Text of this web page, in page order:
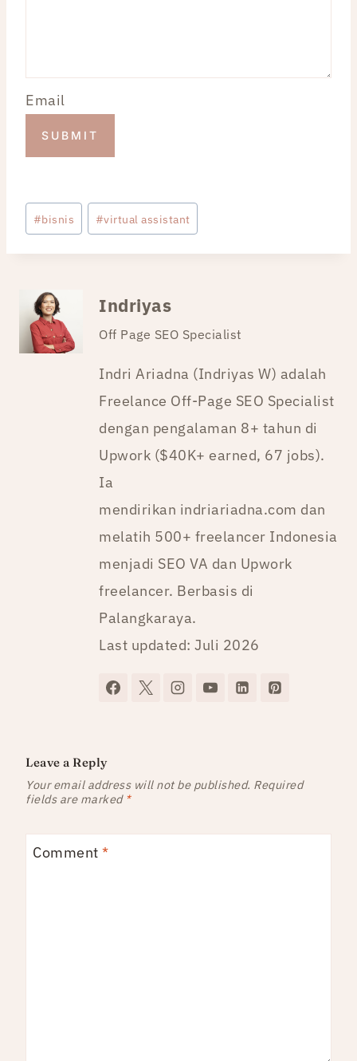
Email
SUBMIT
Post
Tags:
#bisnis #virtual assistant
Indriyas
Off Page SEO Specialist
Indri Ariadna (Indriyas W) adalah
Freelance Off-Page SEO Specialist
dengan pengalaman 8+ tahun di
Upwork ($40K+ earned, 67 jobs).
Ia
mendirikan indriariadna.com dan
melatih 500+ freelancer Indonesia
menjadi SEO VA dan Upwork
freelancer. Berbasis di
Palangkaraya.
Last updated: Juli 2026
Leave a Reply
Your email address will not be published. Required
fields are marked *
Comment *